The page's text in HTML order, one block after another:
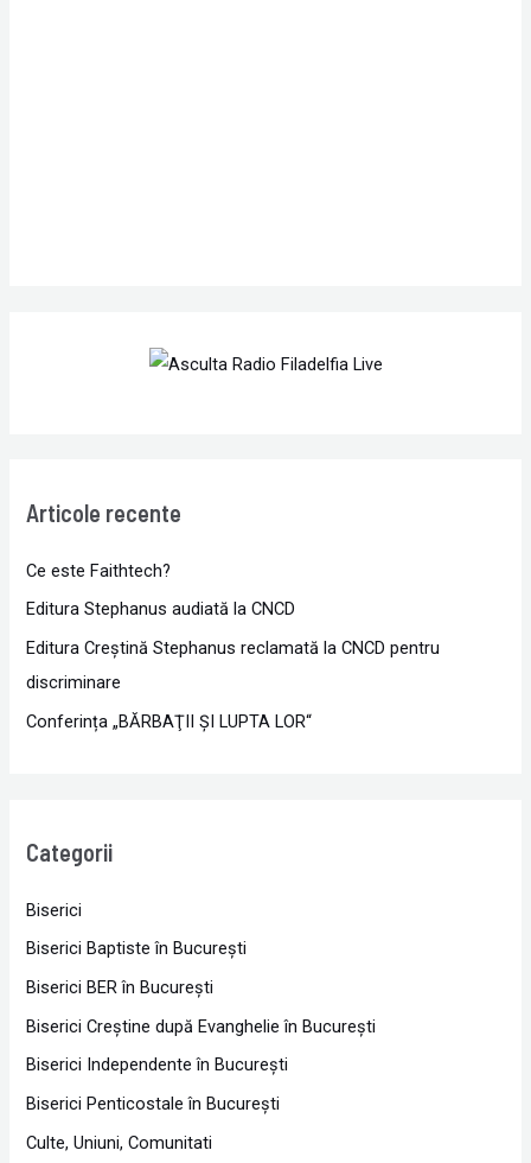
Articole recente
Ce este Faithtech?
Editura Stephanus audiată la CNCD
Editura Creștină Stephanus reclamată la CNCD pentru
discriminare
Conferința „BĂRBAŢII ŞI LUPTA LOR“
Categorii
Biserici
Biserici Baptiste în Bucureşti
Biserici BER în Bucureşti
Biserici Creştine după Evanghelie în Bucureşti
Biserici Independente în Bucureşti
Biserici Penticostale în Bucureşti
Culte, Uniuni, Comunitati